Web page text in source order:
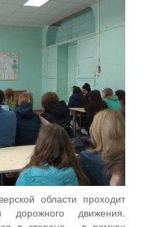
области проходит
дорожного движения.